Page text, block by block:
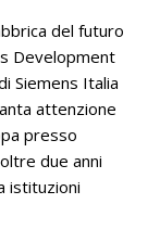
del futuro
Development
Siemens Italia
attenzione
presso
due anni
istituzioni